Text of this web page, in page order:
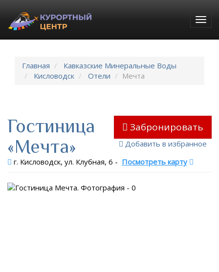
Главная
Кавказские Минеральные Воды
Кисловодск
Отели Мечта
Забронировать
Добавить в избранное
Гостиница
«Мечта»
г. Кисловодск, ул. Клубная, 6 - Посмотреть карту